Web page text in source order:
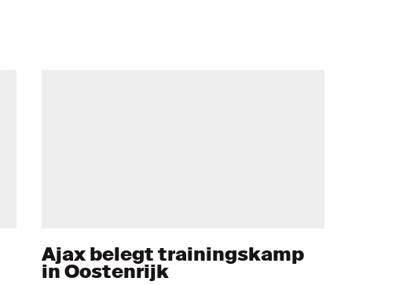
Ajax belegt trainingskamp
in Oostenrijk